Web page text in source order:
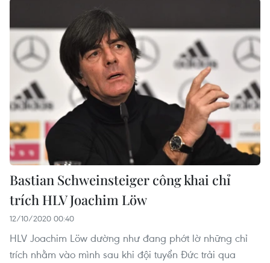
Bastian Schweinsteiger công khai chỉ
trích HLV Joachim Löw
12/10/2020 00:40
HLV Joachim Löw dường như đang phớt lờ những chỉ
trích nhằm vào mình sau khi đội tuyển Đức trải qua